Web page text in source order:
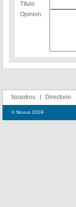
Título
Opinion
Nosotros Directorio
© Novus 2009